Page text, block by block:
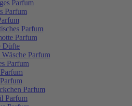
Parfum
Parfum
Parfum
Parfum
Düfte
Wäsche Parfum
Parfum
Parfum
Parfum